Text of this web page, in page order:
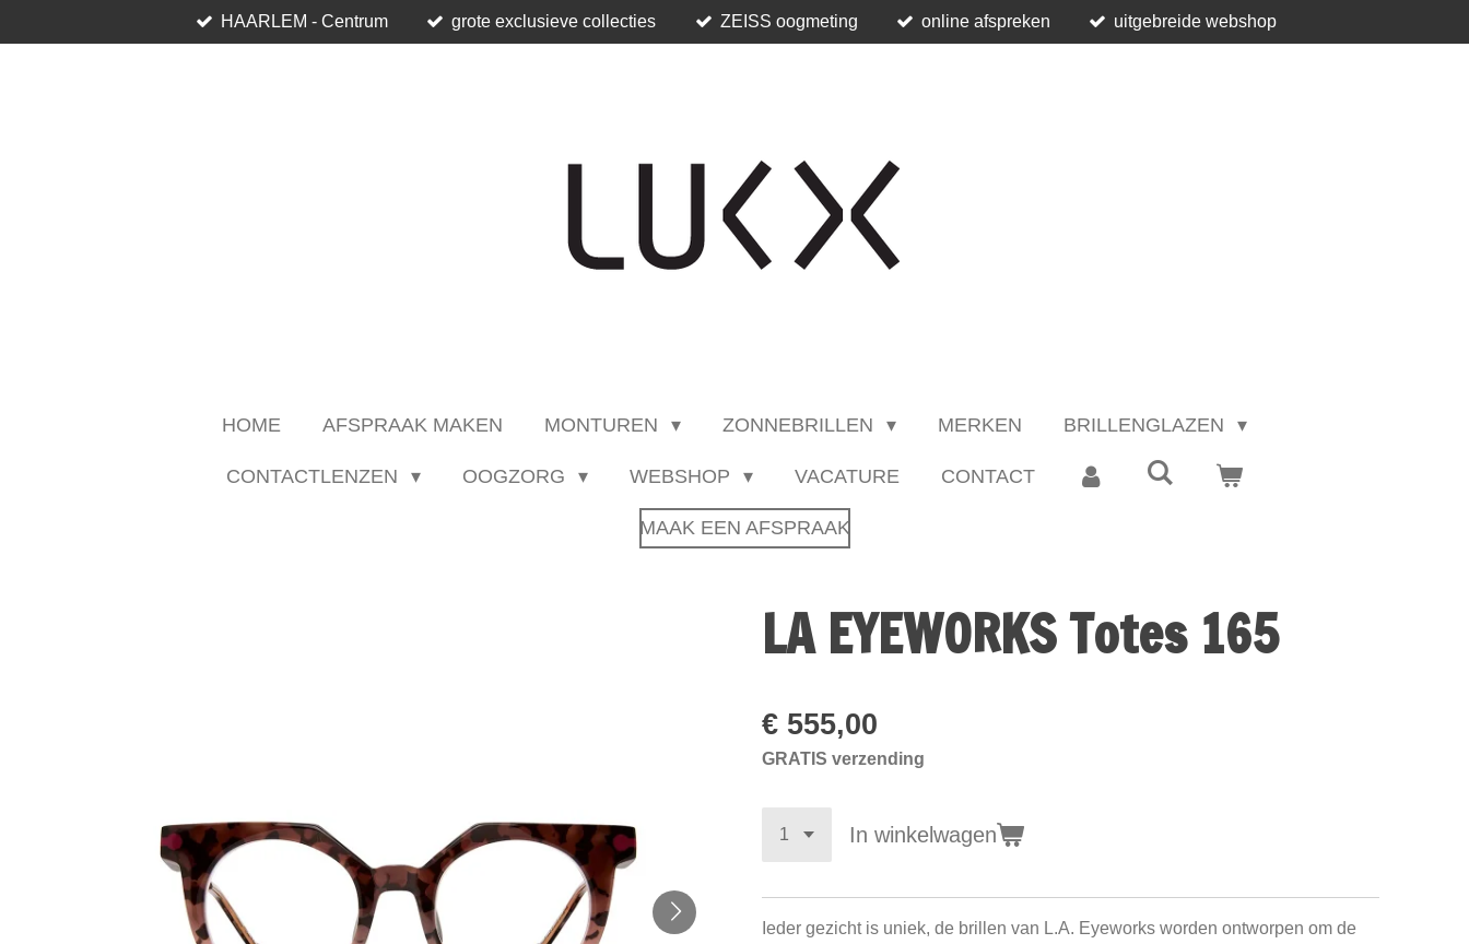
direct
HAARLEM - Centrum grote exclusieve collecties ZEISS oogmeting online afspreken uitgebreide webshop
HOME AFSPRAAK MAKEN MONTUREN ZONNEBRILLEN MERKEN BRILLENGLAZEN
CONTACTLENZEN OOGZORG WEBSHOP VACATURE CONTACT
MAAK EEN AFSPRAAK
LA EYEWORKS Totes 165
€ 555,00
GRATIS verzending
In winkelwagen
Ieder gezicht is uniek, de brillen van L.A. Eyeworks worden ontworpen om de